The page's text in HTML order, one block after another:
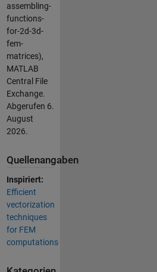
assembling-
functions-
for-2d-3d-
fem-
matrices),
MATLAB
Central File
Exchange.
Abgerufen 6.
August
2026.
Quellenangaben
Inspiriert:
Efficient
vectorization
techniques
for FEM
computations